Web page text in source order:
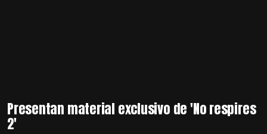
Presentan material exclusivo de 'No respires
2'